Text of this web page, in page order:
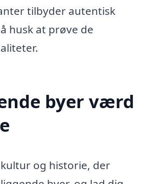
tilbyder autentisk
husk at prøve de
byer værd
og historie, der